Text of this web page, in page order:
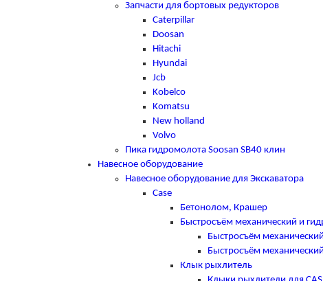
Запчасти для бортовых редукторов
Caterpillar
Doosan
Hitachi
Hyundai
Jcb
Kobelco
Komatsu
New holland
Volvo
Пика гидромолота Soosan SB40 клин
Навесное оборудование
Навесное оборудование для Экскаватора
Case
Бетонолом, Крашер
Быстросъём механический и
Быстросъём
Быстросъём
Клык рыхлитель